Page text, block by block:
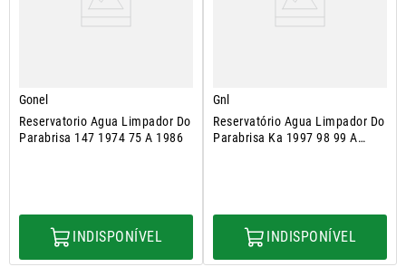
Gonel
Reservatorio Agua Limpador Do
Parabrisa 147 1974 75 A 1986
INDISPONÍVEL
Gnl
Reservatório Agua Limpador Do
Parabrisa Ka 1997 98 99 A
INDISPONÍVEL